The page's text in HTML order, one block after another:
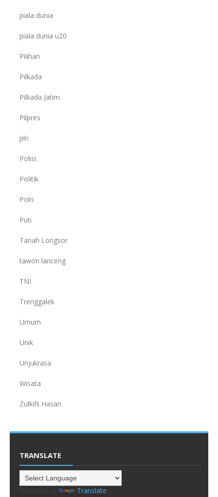
piala dunia
piala dunia u20
Pilihan
Pilkada
Pilkada Jatim
Pilpres
pln
Polisi
Politik
Polri
Puti
Tanah Longsor
tawon lanceng
TNI
Trenggalek
Umum
Unik
Unjukrasa
Wisata
Zulkifli Hasan
TRANSLATE
Translate